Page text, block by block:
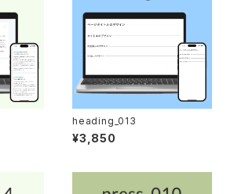
heading_013
¥3,850